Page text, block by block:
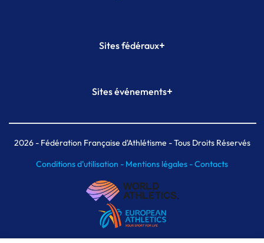
Sites fédéraux+
Plateforme Formation
Sites événements+
Meeting de Paris indoor
MAIF Ekiden de Paris
2026- Fédération Française d'Athlétisme - Tous Droits Réservés
Conditions d'utilisation - Mentions légales -Contacts